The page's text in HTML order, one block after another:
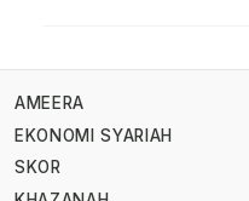
AMEERA
EKONOMI SYARIAH
SKOR